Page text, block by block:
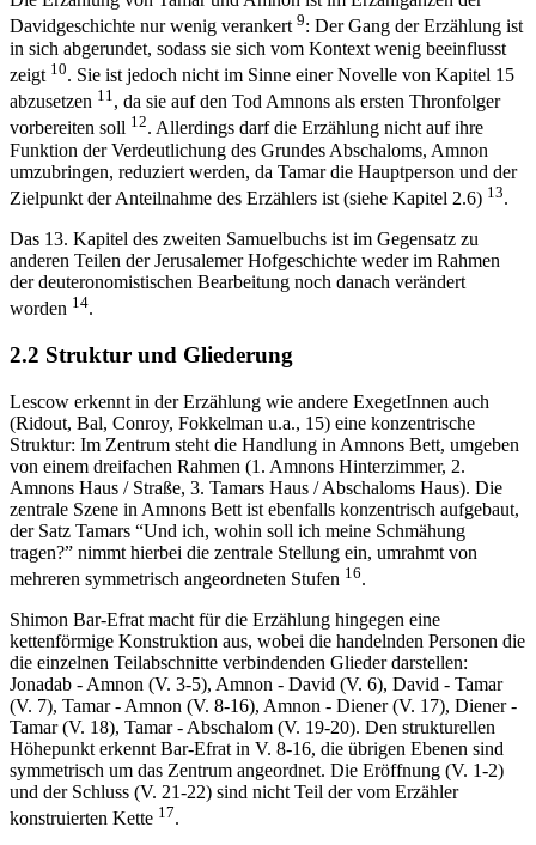
Davidgeschichte nur wenig verankert 9: Der Gang der Erzählung ist
in sich abgerundet, sodass sie sich vom Kontext wenig beeinflusst
zeigt 10. Sie ist jedoch nicht im Sinne einer Novelle von Kapitel 15
abzusetzen 11, da sie auf den Tod Amnons als ersten Thronfolger
vorbereiten soll 12. Allerdings darf die Erzählung nicht auf ihre
Funktion der Verdeutlichung des Grundes Abschaloms, Amnon
umzubringen, reduziert werden, da Tamar die Hauptperson und der
Zielpunkt der Anteilnahme des Erzählers ist (siehe Kapitel 2.6) 13.
Das 13. Kapitel des zweiten Samuelbuchs ist im Gegensatz zu
anderen Teilen der Jerusalemer Hofgeschichte weder im Rahmen
der deuteronomistischen Bearbeitung noch danach verändert
worden 14.
2.2 Struktur und Gliederung
Lescow erkennt in der Erzählung wie andere ExegetInnen auch
(Ridout, Bal, Conroy, Fokkelman u.a., 15) eine konzentrische
Struktur: Im Zentrum steht die Handlung in Amnons Bett, umgeben
von einem dreifachen Rahmen (1. Amnons Hinterzimmer, 2.
Amnons Haus / Straße, 3. Tamars Haus / Abschaloms Haus). Die
zentrale Szene in Amnons Bett ist ebenfalls konzentrisch aufgebaut,
der Satz Tamars “Und ich, wohin soll ich meine Schmähung
tragen?” nimmt hierbei die zentrale Stellung ein, umrahmt von
mehreren symmetrisch angeordneten Stufen 16.
Shimon Bar-Efrat macht für die Erzählung hingegen eine
kettenförmige Konstruktion aus, wobei die handelnden Personen die
die einzelnen Teilabschnitte verbindenden Glieder darstellen:
Jonadab - Amnon (V. 3-5), Amnon - David (V. 6), David - Tamar
(V. 7), Tamar - Amnon (V. 8-16), Amnon - Diener (V. 17), Diener -
Tamar (V. 18), Tamar - Abschalom (V. 19-20). Den strukturellen
Höhepunkt erkennt Bar-Efrat in V. 8-16, die übrigen Ebenen sind
symmetrisch um das Zentrum angeordnet. Die Eröffnung (V. 1-2)
und der Schluss (V. 21-22) sind nicht Teil der vom Erzähler
konstruierten Kette 17.